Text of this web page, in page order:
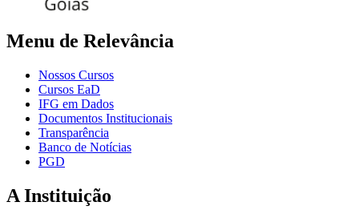
Menu de Relevância
Nossos Cursos
Cursos EaD
IFG em Dados
Documentos Institucionais
Transparência
Banco de Notícias
PGD
A Instituição